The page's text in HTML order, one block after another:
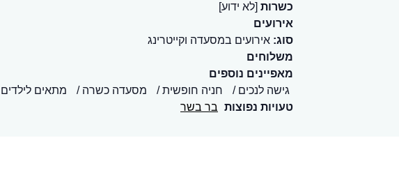
כשרות [לא ידוע]
אירועים
סוג: אירועים במסעדה וקייטרינג
משלוחים
מאפיינים נוספים
גישה לנכים
חניה חופשית מסעדה כשרה
מתאים לילדים
טעויות נפוצות בר בשר